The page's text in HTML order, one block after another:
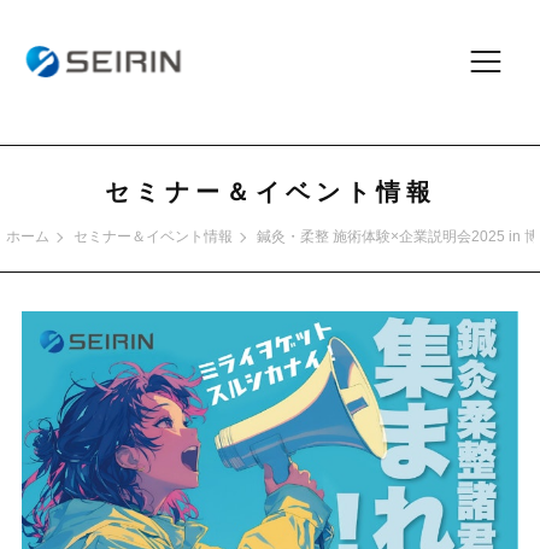
セミナー＆イベント情報
ホーム セミナー＆イベント情報 鍼灸・柔整 施術体験×企業説明会2025 in